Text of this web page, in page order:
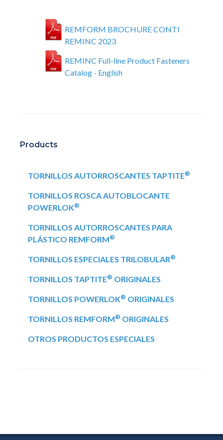
REMFORM BROCHURE CONTI
REMINC 2023
REMINC Full-line Product Fasteners
Catalog - English
Products
TORNILLOS AUTORROSCANTES TAPTITE®
TORNILLOS ROSCA AUTOBLOCANTE
POWERLOK®
TORNILLOS AUTORROSCANTES PARA
PLÁSTICO REMFORM®
TORNILLOS ESPECIALES TRILOBULAR®
TORNILLOS TAPTITE® ORIGINALES
TORNILLOS POWERLOK® ORIGINALES
TORNILLOS REMFORM® ORIGINALES
OTROS PRODUCTOS ESPECIALES